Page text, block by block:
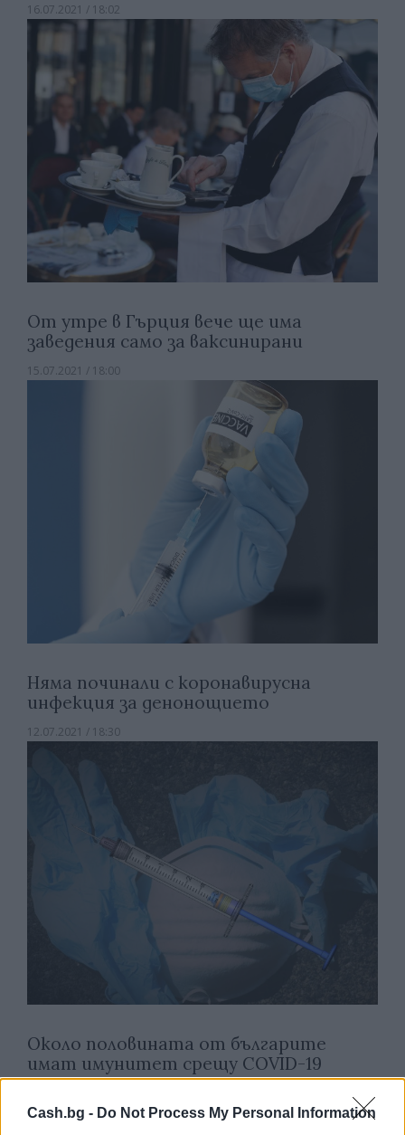
Cash.bg - Do Not Process My Personal Information
16.07.2021 / 18:02
От утре в Гърция вече ще има
заведения само за ваксинирани
15.07.2021 / 18:00
Няма починали с коронавирусна
инфекция за денонощието
12.07.2021 / 18:30
Около половината от българите
имат имунитет срещу COVID-19